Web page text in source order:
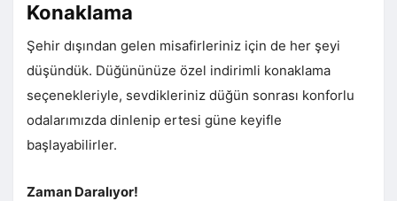
Konaklama
Şehir dışından gelen misafirleriniz için de her şeyi
düşündük. Düğününüze özel indirimli konaklama
seçenekleriyle, sevdikleriniz düğün sonrası konforlu
odalarımızda dinlenip ertesi güne keyifle
başlayabilirler.
Zaman Daralıyor!